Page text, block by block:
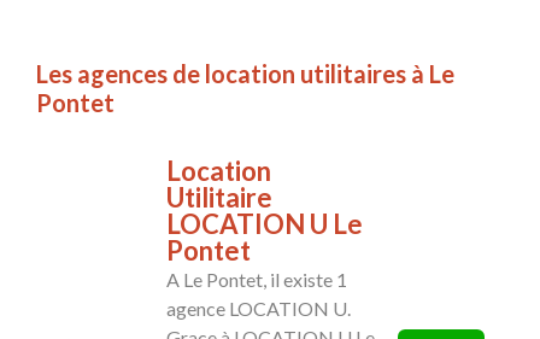
Les agences de location utilitaires à Le
Pontet
Location
Utilitaire
LOCATION U Le
Pontet
A Le Pontet, il existe 1
agence LOCATION U.